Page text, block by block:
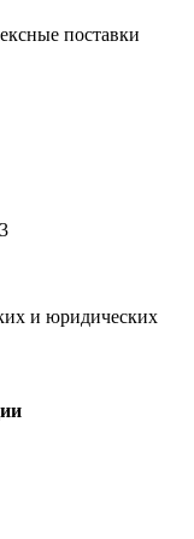
поставки
и юридических